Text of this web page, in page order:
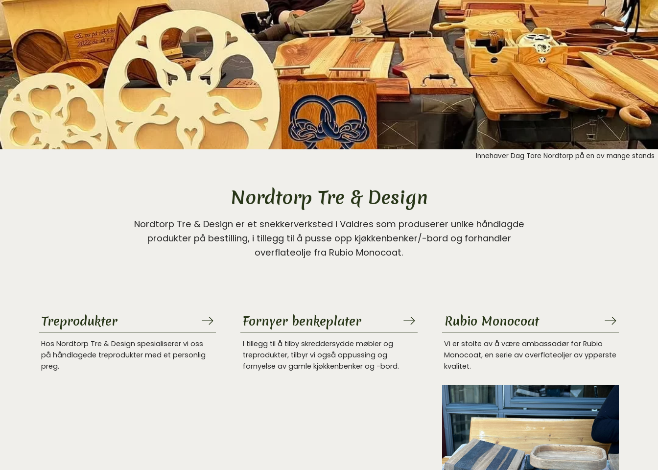
Innehaver Dag Tore Nordtorp på en av mange stands
Nordtorp Tre & Design
Nordtorp Tre & Design er et snekkerverksted i Valdres som produserer unike håndlagde
produkter på bestilling, i tillegg til å pusse opp kjøkkenbenker/-bord og forhandler
overflateolje fra ‪Rubio Monocoat.
Treprodukter
Hos Nordtorp Tre & Design spesialiserer vi oss
på håndlagede treprodukter med et personlig
preg.
Fornyer benkeplater
I tillegg til å tilby skreddersydde møbler og
treprodukter, tilbyr vi også oppussing og
fornyelse av gamle kjøkkenbenker og -bord.
Rubio Monocoat
Vi er stolte av å være ambassadør for Rubio
Monocoat, en serie av overflateoljer av ypperste
kvalitet.